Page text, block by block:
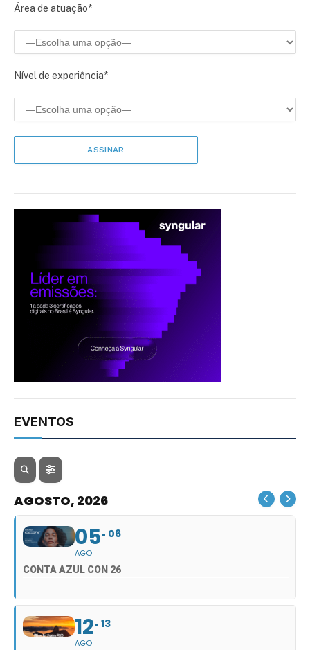
Área de atuação*
Nível de experiência*
EVENTOS
AGOSTO, 2026
05
AGO
06
CONTA AZUL CON 26
12
AGO
13